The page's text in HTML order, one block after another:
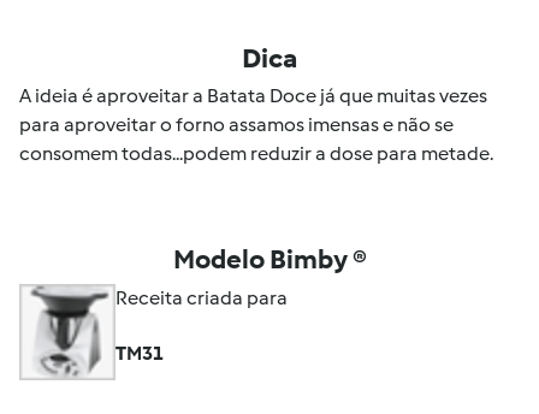
Dica
A ideia é aproveitar a Batata Doce já que muitas vezes
para aproveitar o forno assamos imensas e não se
consomem todas...podem reduzir a dose para metade.
Modelo Bimby ®
Receita criada para
TM31